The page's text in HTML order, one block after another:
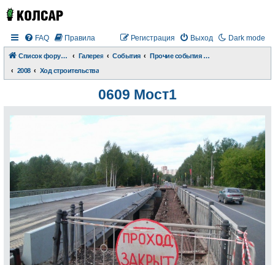
Dark mode
FAQ Правила Выход
Регистрация
Список форумов Галерея События
Прочие события и происшествия
2008
Ход строительства
0609 Мост1